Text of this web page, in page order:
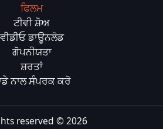
ਫਿਲਮ
ਟੀਵੀ ਸ਼ੋਅ
ਵੀਡੀਓ ਡਾਊਨਲੋਡ
ਗੋਪਨੀਯਤਾ
ਸ਼ਰਤਾਂ
ਨਾਲ ਸੰਪਰਕ ਕਰੋ
reserved ©2026